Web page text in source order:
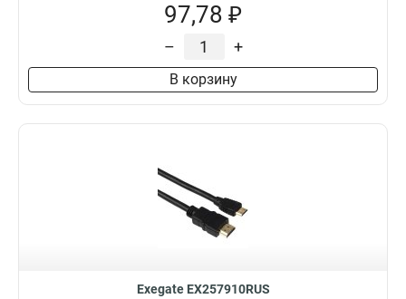
97,78 ₽
– +
В корзину
Exegate EX257910RUS